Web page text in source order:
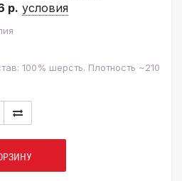
р. условия
100% шерсть. Плотность ~210